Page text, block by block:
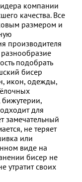
компании
качества. Все
размером и
производителя
подобрать
бисер
икон, одежды,
бижутерии,
для
замечательный
не теряет
или
виде на
бисер не
утратит своих